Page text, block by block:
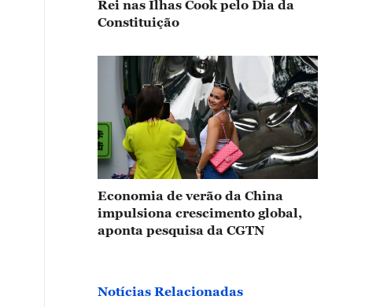
Rei nas Ilhas Cook pelo Dia da
Constituição
Economia de verão da China
impulsiona crescimento global,
aponta pesquisa da CGTN
Notícias Relacionadas